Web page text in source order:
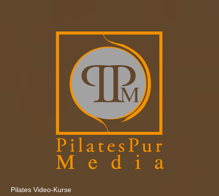
PilatesPurMedia
Pilates Video-Kurse
Menü
Zum Inhalt springen
Pilates Video-Kurse